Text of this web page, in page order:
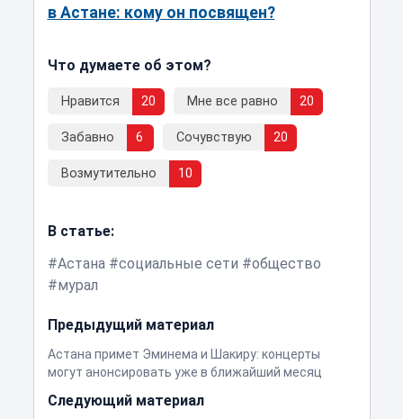
в Астане: кому он посвящен?
Что думаете об этом?
Нравится 20 Мне все равно 20
Забавно 6 Сочувствую 20
Возмутительно 10
В статье:
Астана
социальные сети
общество
мурал
Предыдущий материал
Астана примет Эминема и Шакиру: концерты
могут анонсировать уже в ближайший месяц
Следующий материал